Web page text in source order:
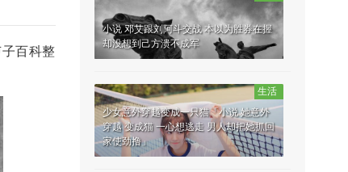
百科整
小说 邓艾跟刘阿斗交战 本以为胜券在握
却没想到己方溃不成军
生活
少女意外穿越变成一只猫「小说 她意外
穿越 变成猫 一心想逃走 男人却把她抓回
家使劲撸」